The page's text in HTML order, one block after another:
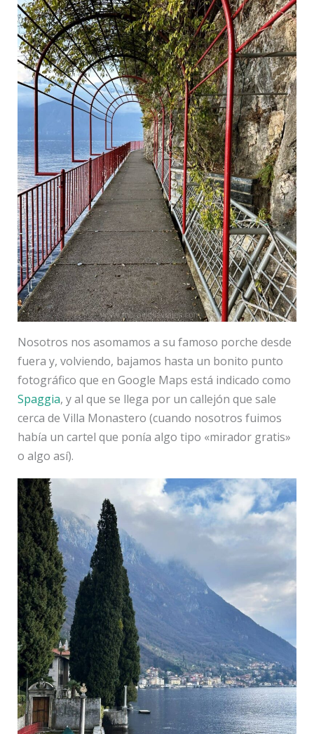
Nosotros nos asomamos a su famoso porche desde
fuera y, volviendo, bajamos hasta un bonito punto
fotográfico que en Google Maps está indicado como
Spaggia, y al que se llega por un callejón que sale
cerca de Villa Monastero (cuando nosotros fuimos
había un cartel que ponía algo tipo «mirador gratis»
o algo así).